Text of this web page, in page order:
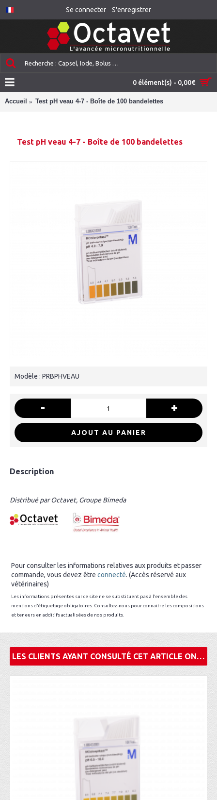
Se connecter S'enregistrer
0 élément(s) - 0,00€
Accueil Test pH veau 4-7 - Boîte de 100 bandelettes
Test pH veau 4-7 - Boîte de 100 bandelettes
Modèle : PRBPHVEAU
- +
AJOUT AU PANIER
Description
Distribué par Octavet, Groupe Bimeda
Pour consulter les informations relatives aux produits et passer
commande, vous devez être connecté. (Accès réservé aux
vétérinaires)
Les informations présentes sur ce site ne se substituent pas à l’ensemble des
mentions d’étiquetage obligatoires. Consultez-nous pour connaitre les compositions
et teneurs en additifs actualisées de nos produits.
LES CLIENTS AYANT CONSULTÉ CET ARTICLE ONT ÉGALEMENT ACHETÉ